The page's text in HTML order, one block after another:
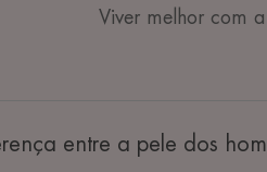
Viver melhor com a
entre a pele dos